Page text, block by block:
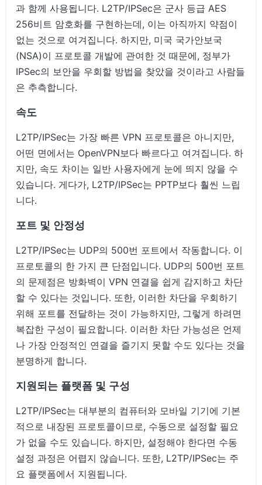
과 함께 사용됩니다. L2TP/IPSec은 군사 등급 AES
256비트 암호화를 구현하는데, 이는 아직까지 약점이
없는 것으로 여겨집니다. 하지만, 미국 국가안보국
(NSA)이 프로토콜 개발에 관여한 것 때문에, 정부가
IPSec의 보안을 우회할 방법을 찾았을 것이라고 사람들
은 추측합니다.
속도
L2TP/IPSec는 가장 빠른 VPN 프로토콜은 아니지만,
어떤 면에서는 OpenVPN보다 빠르다고 여겨집니다. 하
지만, 속도 차이는 일반 사용자에게 눈에 띄지 않을 수
있습니다. 게다가, L2TP/IPSec는 PPTP보다 훨씬 느립
니다.
포트 및 안정성
L2TP/IPSec는 UDP의 500번 포트에서 작동합니다. 이
프로토콜의 한 가지 큰 단점입니다. UDP의 500번 포트
의 문제점은 방화벽이 VPN 연결을 쉽게 감지하고 차단
할 수 있다는 것입니다. 또한, 이러한 차단을 우회하기
위해 포트를 전달하는 것이 가능하지만, 그렇게 하려면
복잡한 구성이 필요합니다. 이러한 차단 가능성은 언제
나 가장 안정적인 연결을 즐기지 못할 수도 있다는 것을
분명하게 합니다.
지원되는 플랫폼 및 구성
L2TP/IPSec는 대부분의 컴퓨터와 모바일 기기에 기본
적으로 내장된 프로토콜이므로, 수동으로 설정할 필요
가 없을 수도 있습니다. 하지만, 설정해야 한다면 수동
설정 과정은 어렵지 않습니다. 또한, L2TP/IPSec는 주
요 플랫폼에서 지원됩니다.